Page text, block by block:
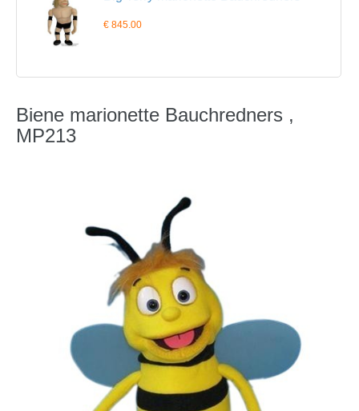
€ 845.00
Biene marionette Bauchredners ,
MP213